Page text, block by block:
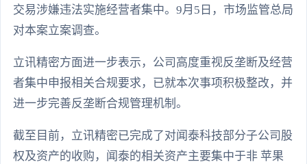
交易涉嫌违法实施经营者集中。9月5日，市场监管总局
对本案立案调查。
立讯精密方面进一步表示，公司高度重视反垄断及经营
者集中申报相关合规要求，已就本次事项积极整改，并
进一步完善反垄断合规管理机制。
截至目前，立讯精密已完成了对闻泰科技部分子公司股
权及资产的收购，闻泰的相关资产主要集中于非 苹果